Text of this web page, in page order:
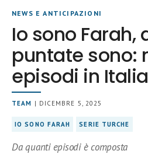
NEWS E ANTICIPAZIONI
Io sono Farah,
puntate sono:
episodi in Italia
TEAM | DICEMBRE 5, 2025
IO SONO FARAH SERIE TURCHE
Da quanti episodi è composta